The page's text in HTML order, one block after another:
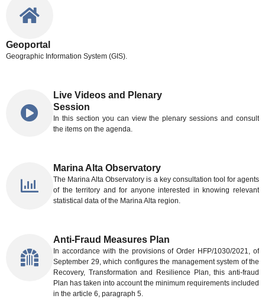
Geoportal
Geographic Information System (GIS).
Live Videos and Plenary
Session
In this section you can view the plenary sessions and consult
the items on the agenda.
Marina Alta Observatory
The Marina Alta Observatory is a key consultation tool for agents
of the territory and for anyone interested in knowing relevant
statistical data of the Marina Alta region.
Anti-Fraud Measures Plan
In accordance with the provisions of Order HFP/1030/2021, of
September 29, which configures the management system of the
Recovery, Transformation and Resilience Plan, this anti-fraud
Plan has taken into account the minimum requirements included
in the article 6, paragraph 5.